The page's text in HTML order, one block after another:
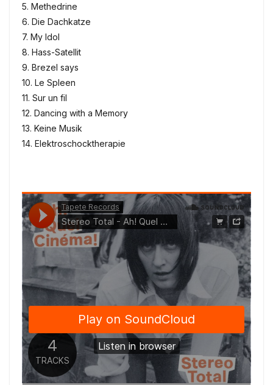
5. Methedrine
6. Die Dachkatze
7. My Idol
8. Hass-Satellit
9. Brezel says
10. Le Spleen
11. Sur un fil
12. Dancing with a Memory
13. Keine Musik
14. Elektroschocktherapie